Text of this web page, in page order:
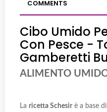
COMMENTS
Cibo Umido
Con Pesce -
Gamberetti
ALIMENTO UMIDO
La ricetta Schesir è a base di